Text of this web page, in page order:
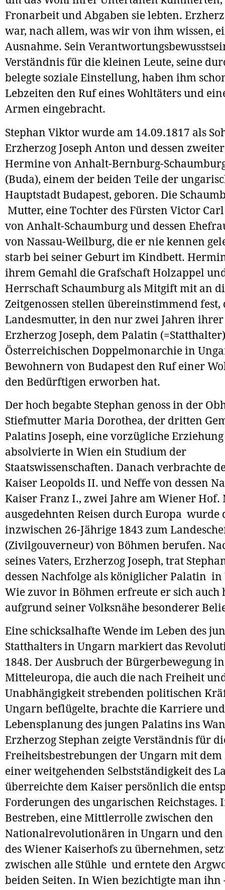
Fronarbeit und Abgaben sie lebten.
war, nach allem, was wir von ihm wissen,
Ausnahme. Sein
Verständnis für die kleinen Leute, seine
belegte soziale Einstellung, haben ihm
Lebzeiten den Ruf eines Wohltäters und
Armen eingebracht.
Stephan Viktor wurde am 14.09.1817 als
Erzherzog Joseph Anton und dessen
Hermine von Anhalt-Bernburg-
(Buda), einem der beiden Teile der
Hauptstadt Budapest, geboren. Die
Mutter, eine Tochter des Fürsten Victor
von Anhalt-Schaumburg und dessen
von Nassau-Weilburg, die er nie kennen
starb bei seiner Geburt im Kindbett.
ihrem Gemahl die Grafschaft Holzappel
Herrschaft Schaumburg als Mitgift mit an
Zeitgenossen stellen übereinstimmend fest,
Landesmutter, in den nur zwei Jahren
Erzherzog Joseph, dem Palatin
Österreichischen Doppelmonarchie in
Bewohnern von Budapest den Ruf einer
den Bedürftigen erworben hat.
Der hoch begabte Stephan genoss in der
Stiefmutter Maria Dorothea, der dritten
Palatins Joseph, eine vorzügliche
absolvierte in Wien ein Studium der
Staatswissenschaften. Danach verbrachte
Kaiser Leopolds II. und Neffe von dessen
Kaiser Franz I., zwei Jahre am Wiener Hof.
ausgedehnten Reisen durch Europa wurde
inzwischen 26-Jährige 1843 zum
(Zivilgouverneur) von Böhmen berufen.
seines Vaters, Erzherzog Joseph, trat
dessen Nachfolge als königlicher Palatin
Wie zuvor in Böhmen erfreute er sich auch
aufgrund seiner Volksnähe besonderer
Eine schicksalhafte Wende im Leben des
Statthalters in Ungarn markiert das
1848. Der Ausbruch der Bürgerbewegung in
Mitteleuropa, die auch die nach Freiheit
Unabhängigkeit strebenden politischen
Ungarn beflügelte, brachte die Karriere
Lebensplanung des jungen Palatins ins
Erzherzog Stephan zeigte Verständnis für
Freiheitsbestrebungen der Ungarn mit dem
einer weitgehenden Selbstständigkeit des
überreichte dem Kaiser persönlich die
Forderungen des ungarischen Reichstages.
Bestreben, eine Mittlerrolle zwischen den
Nationalrevolutionären in Ungarn und den
des Wiener Kaiserhofs zu übernehmen,
zwischen alle Stühle und erntete den
beiden Seiten. In Wien bezichtigte man ihn